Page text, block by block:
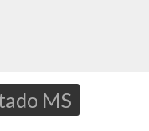
MS